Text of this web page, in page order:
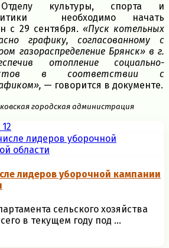
Отделу культуры, спорта и
необходимо начать
с 29 сентября. «Пуск котельных
графику, согласованному с
газораспределение Брянск» в г.
отопление социально-
в соответствии с
— говорится в документе.
городская администрация
12
лидеров уборочной кампании
сельского хозяйства
в текущем году под ...